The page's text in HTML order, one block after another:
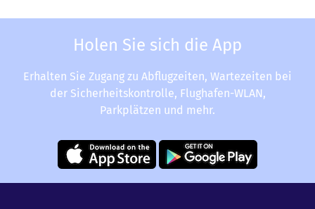
Holen Sie sich die App
Erhalten Sie Zugang zu Abflugzeiten, Wartezeiten bei
der Sicherheitskontrolle, Flughafen-WLAN,
Parkplätzen und mehr.